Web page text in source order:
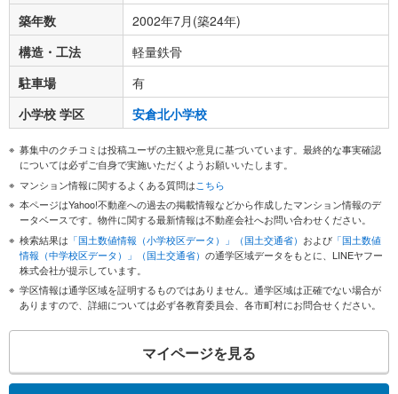
築年数
2002年7月(築24年)
構造・工法
軽量鉄骨
駐車場
有
小学校 学区
安倉北小学校
募集中のクチコミは投稿ユーザの主観や意見に基づいています。最終的な事実確認
については必ずご自身で実施いただくようお願いいたします。
マンション情報に関するよくある質問はこちら
本ページはYahoo!不動産への過去の掲載情報などから作成したマンション情報のデ
ータベースです。物件に関する最新情報は不動産会社へお問い合わせください。
検索結果は 「国土数値情報（小学校区データ）」（国土交通省） および 「国土数値
情報（中学校区データ）」（国土交通省） の通学区域データをもとに、LINEヤフー
株式会社が提示しています。
学区情報は通学区域を証明するものではありません。通学区域は正確でない場合が
ありますので、詳細については必ず各教育委員会、各市町村にお問合せください。
マイページを見る